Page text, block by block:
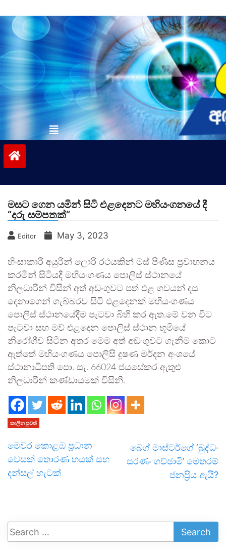
to
contentvinivida.lk
මසට ගෙන යමින් සිටි එළදෙනට මහියංගනයේ දී
“දරු සම්පතක්”
Editor May 3, 2023
හිංසාකාරී අයුරින් ලොරි රථයකින් මස් පිණිස ප්‍රවාහනය
කරමින් සිටියදී මහියංගණය පොලිස් ස්ථානයේ
නිලධාරීන් විසින් අත් අඩංගුවට පත් එළ ගවයන් දස
දෙනාගෙන් ගැබ්බරව සිටි එළදෙනක් මහියංගණය
පොලිස් ස්ථානයේදීම පැටවා බිහි කර ඇත.මේ වන විට
පැටවා සහ මව් එළදෙන පොලිස් ස්ථාන භූමියේ
නිරෝගීව සිටින අතර මෙම අත් අඩංගුවට ගැනීම කොට
ඇත්තේ මහියංගණය පොලිසි දූෂණ මර්දන අංශයේ
ස්ථානාධිපති පො. සැ. 66024 ජයසේකර ඇතුළු
නිලධාරීන් කණ්ඩායමක් විසිනි.
කාලීන පුවත්
මෙවර කොළඹ ප්‍රධාන
වෙසක් තොරණ හයක් සහ
දන්සල් හැටක්
බෙග් මාස්ටර්ගේ ‘බුද්ධං
සරණං ගච්ඡාමි’ මෙතරම්
ජනප්‍රිය ඇයි?